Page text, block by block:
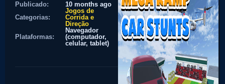
Publicado:
10 months ago
Categorias:
Jogos de
Corrida e
Direção
Plataformas:
Navegador
(computador,
celular, tablet)